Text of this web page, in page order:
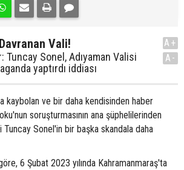
Vali!
Tuncay Sonel, Adıyaman Valisi
yaptırdı iddiası
A+
A-
kaybolan ve bir daha kendisinden haber
soruşturmasının ana şüphelilerinden
Sonel'in bir başka skandala daha
6 Şubat 2023 yılında Kahramanmaraş'ta